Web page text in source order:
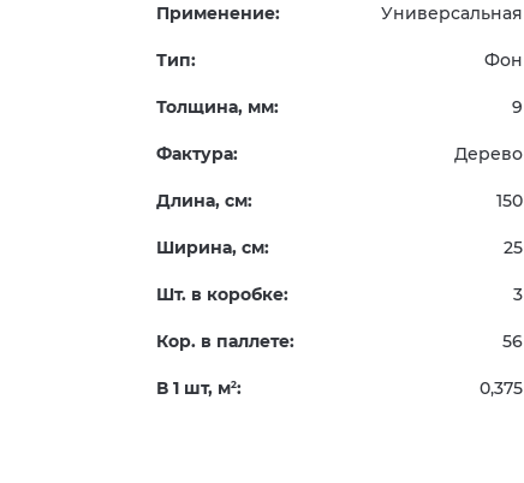
Применение: Универсальная
Тип: Фон
Толщина, мм: 9
Фактура: Дерево
Длина, см: 150
Ширина, см: 25
Шт. в коробке: 3
Кор. в паллете: 56
В 1 шт, м2: 0,375